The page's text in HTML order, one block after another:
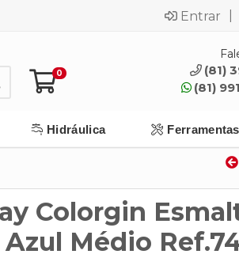
Entrar
0
(81)
(81)
Hidráulica Ferramentas
Colorgin
Médio